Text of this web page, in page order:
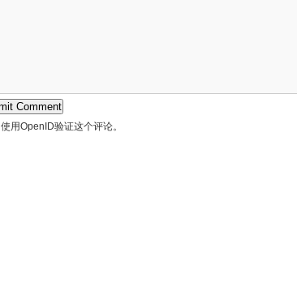
使用OpenID验证这个评论。